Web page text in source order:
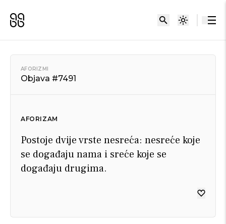
AFORIZMI
Objava #7491
AFORIZAM
Postoje dvije vrste nesreća: nesreće koje
se događaju nama i sreće koje se
događaju drugima.